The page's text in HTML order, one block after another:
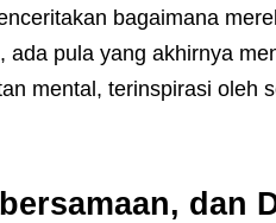
bagaimana
ada pula yang akhirnya
mental, terinspirasi oleh
dan